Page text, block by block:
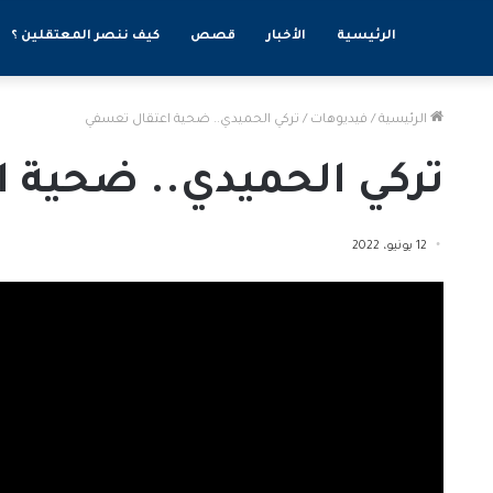
الرئيسية الأخبار قصص كيف ننصر المعتقلين ؟
الرئيسية / فيديوهات / تركي الحميدي.. ضحية اعتقال تعسفي
تركي الحميدي..
12 يونيو، 2022